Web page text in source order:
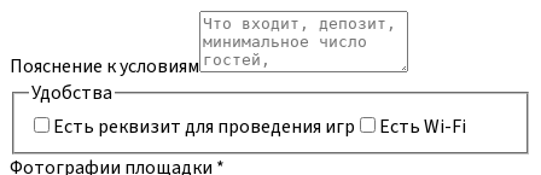
Пояснение к условиям
Удобства
Есть реквизит для проведения игр
Есть Wi-Fi
Фотографии площадки *